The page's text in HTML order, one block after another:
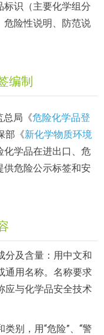
标识（主要化学组分
危险性说明、防范说
编制
总局《危险化学品登
部《新化学物质环境
化学品在进出口、危
供危险公示标签和安
分及含量：用中文和
通用名称。名称要求
应与化学品安全技术
别，用“危险”、“警